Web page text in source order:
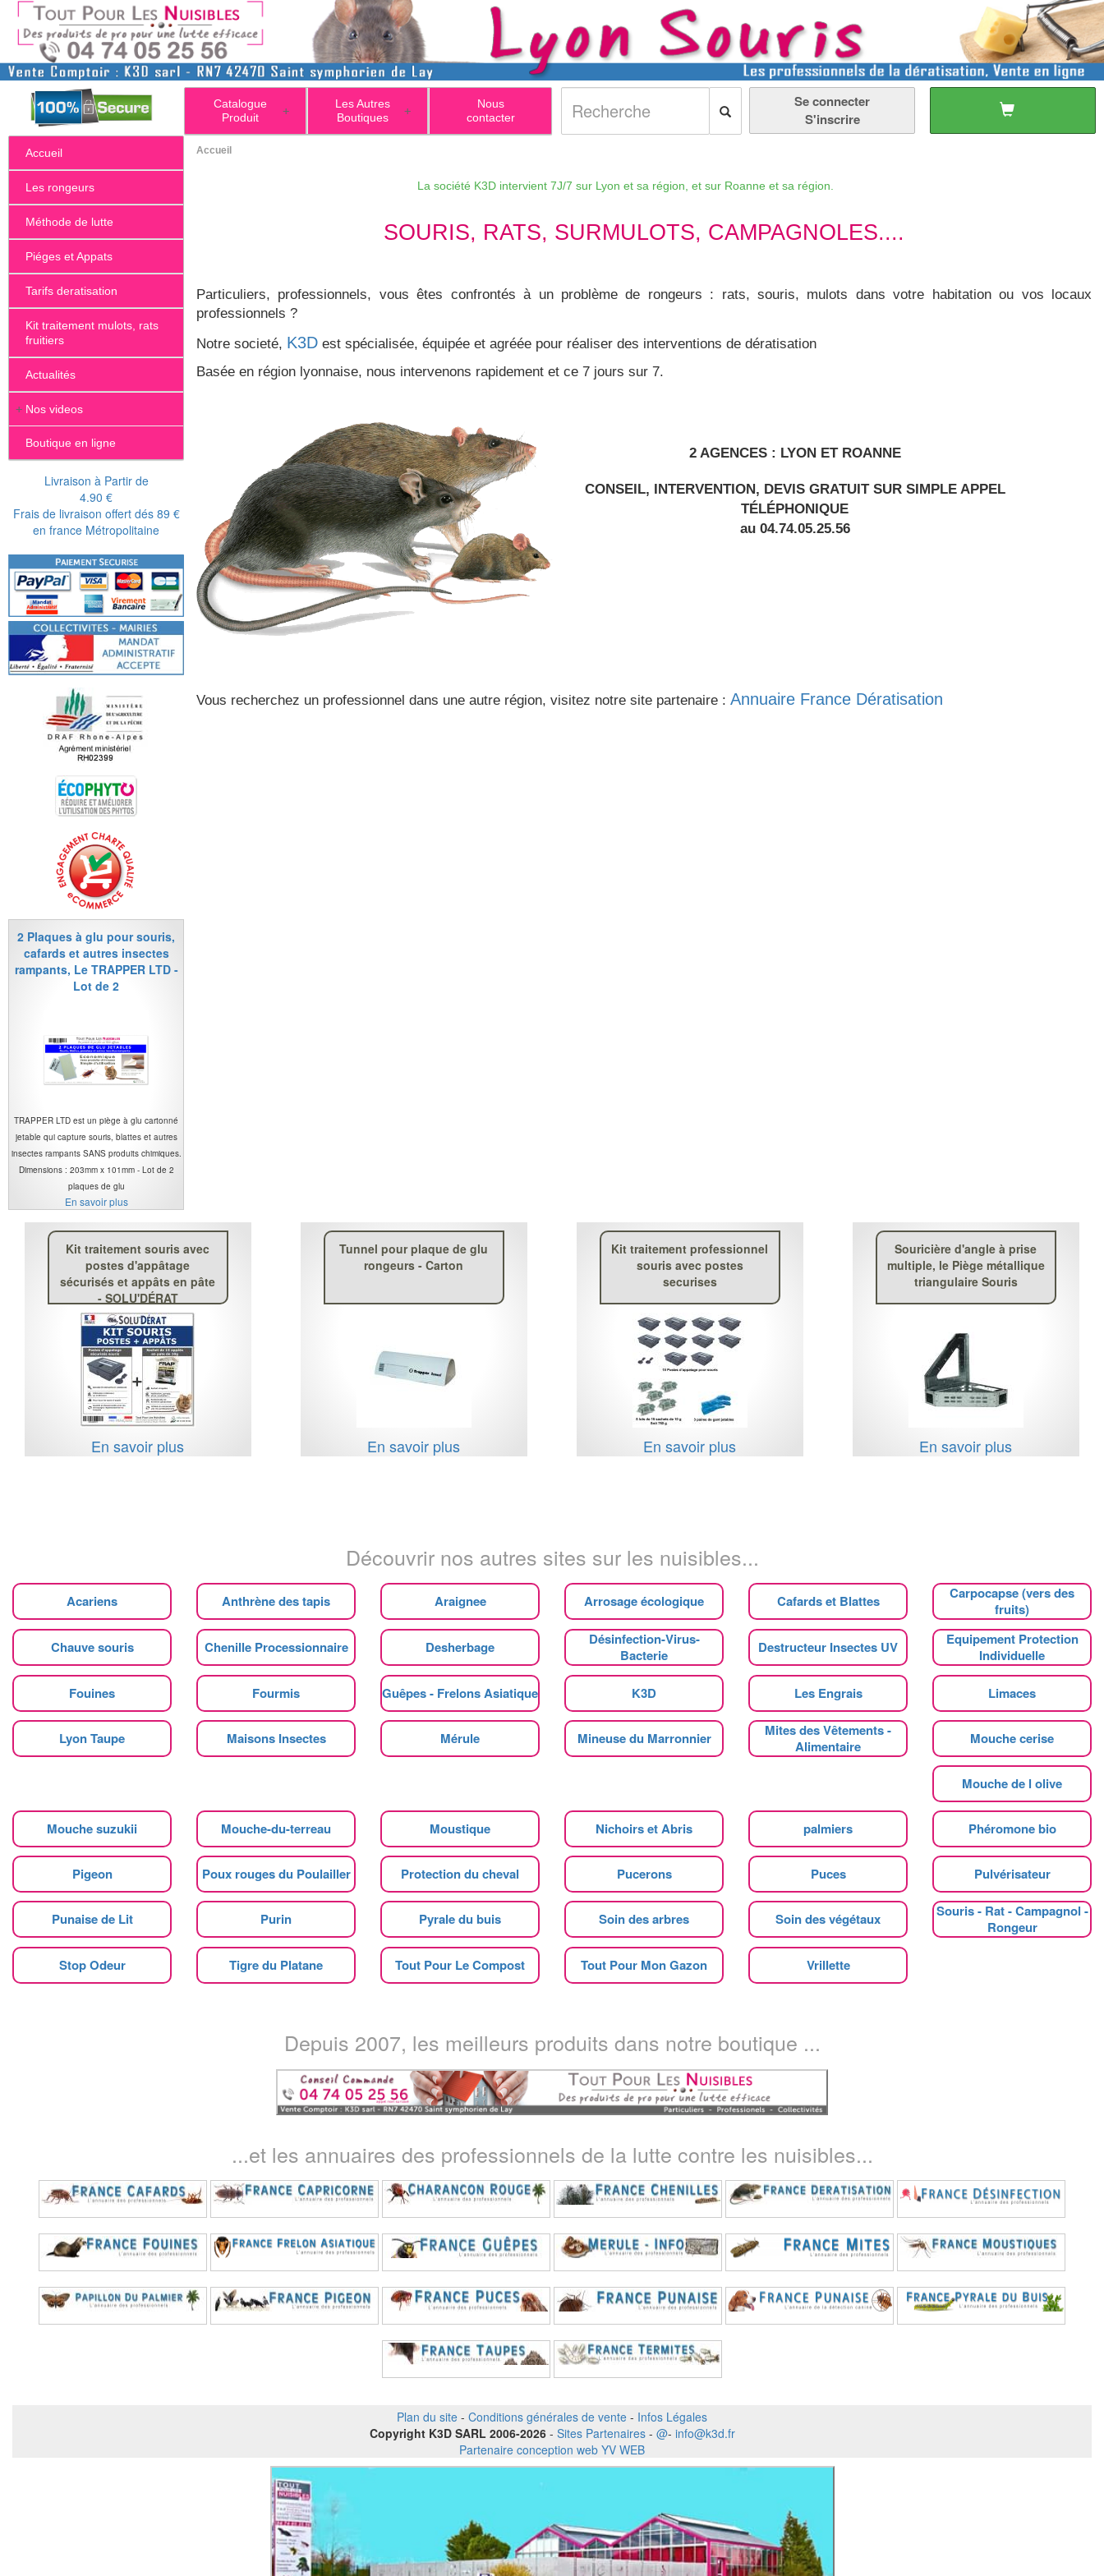
+
Catalogue
Produit
+
Les Autres
Boutiques
Nous
contacter
Se connecter
S'inscrire
Accueil
Les rongeurs
Méthode de lutte
Piéges et Appats
Tarifs deratisation
Kit traitement mulots, rats
fruitiers
Actualités
+ Nos videos
Boutique en ligne
Livraison à Partir de
4.90 €
Frais de livraison offert dés 89 €
en france Métropolitaine
2 Plaques à glu pour souris,
cafards et autres insectes
rampants, Le TRAPPER LTD -
Lot de 2
TRAPPER LTD est un piège à glu cartonné
jetable qui capture souris, blattes et autres
insectes rampants SANS produits chimiques.
Dimensions : 203mm x 101mm - Lot de 2
plaques de glu
En savoir plus
Accueil
La société K3D intervient 7J/7 sur Lyon et sa région, et sur Roanne et sa région.
SOURIS, RATS, SURMULOTS, CAMPAGNOLES....
Particuliers, professionnels, vous êtes confrontés à un problème de rongeurs : rats, souris, mulots dans votre habitation ou vos locaux
professionnels ?
Notre societé, K3D est spécialisée, équipée et agréée pour réaliser des interventions de dératisation
Basée en région lyonnaise, nous intervenons rapidement et ce 7 jours sur 7.
2 AGENCES : LYON ET ROANNE
CONSEIL, INTERVENTION, DEVIS GRATUIT SUR SIMPLE APPEL
TÉLÉPHONIQUE
au 04.74.05.25.56
Vous recherchez un professionnel dans une autre région, visitez notre site partenaire : Annuaire France Dératisation
Kit traitement souris avec
postes d'appâtage
sécurisés et appâts en pâte
- SOLU'DÉRAT
En savoir plus
Tunnel pour plaque de glu
rongeurs - Carton
En savoir plus
Kit traitement professionnel
souris avec postes
securises
En savoir plus
Souricière d'angle à prise
multiple, le Piège métallique
triangulaire Souris
En savoir plus
Découvrir nos autres sites sur les nuisibles...
Acariens Anthrène des tapis Araignee Arrosage écologique Cafards et Blattes
Carpocapse (vers des
fruits)
Chauve souris Chenille Processionnaire Desherbage
Désinfection-Virus-
Bacterie
Destructeur Insectes UV
Equipement Protection
Individuelle
Fouines Fourmis Guêpes - Frelons Asiatique K3D Les Engrais Limaces
Lyon Taupe Maisons Insectes Mérule Mineuse du Marronnier
Mites des Vêtements -
Alimentaire
Mouche cerise
Mouche de l olive
Mouche suzukii Mouche-du-terreau Moustique Nichoirs et Abris palmiers Phéromone bio
Pigeon Poux rouges du Poulailler Protection du cheval Pucerons Puces Pulvérisateur
Punaise de Lit Purin Pyrale du buis Soin des arbres Soin des végétaux
Souris - Rat - Campagnol -
Rongeur
Stop Odeur Tigre du Platane Tout Pour Le Compost Tout Pour Mon Gazon Vrillette
Depuis 2007, les meilleurs produits dans notre boutique ...
...et les annuaires des professionnels de la lutte contre les nuisibles...
Plan du site - Conditions générales de vente - Infos Légales
Copyright K3D SARL 2006-2026 - Sites Partenaires- @- info@k3d.fr
Partenaire conception web YV WEB